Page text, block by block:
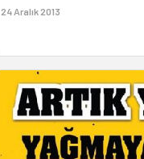
24 Aralık 2013